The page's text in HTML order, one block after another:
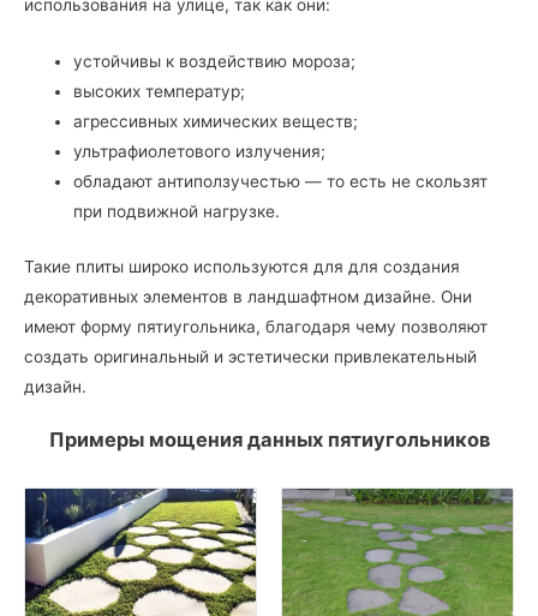
использования на улице, так как они:
устойчивы к воздействию мороза;
высоких температур;
агрессивных химических веществ;
ультрафиолетового излучения;
обладают антиползучестью — то есть не скользят
при подвижной нагрузке.
Такие плиты широко используются для для создания
декоративных элементов в ландшафтном дизайне. Они
имеют форму пятиугольника, благодаря чему позволяют
создать оригинальный и эстетически привлекательный
дизайн.
Примеры мощения данных пятиугольников